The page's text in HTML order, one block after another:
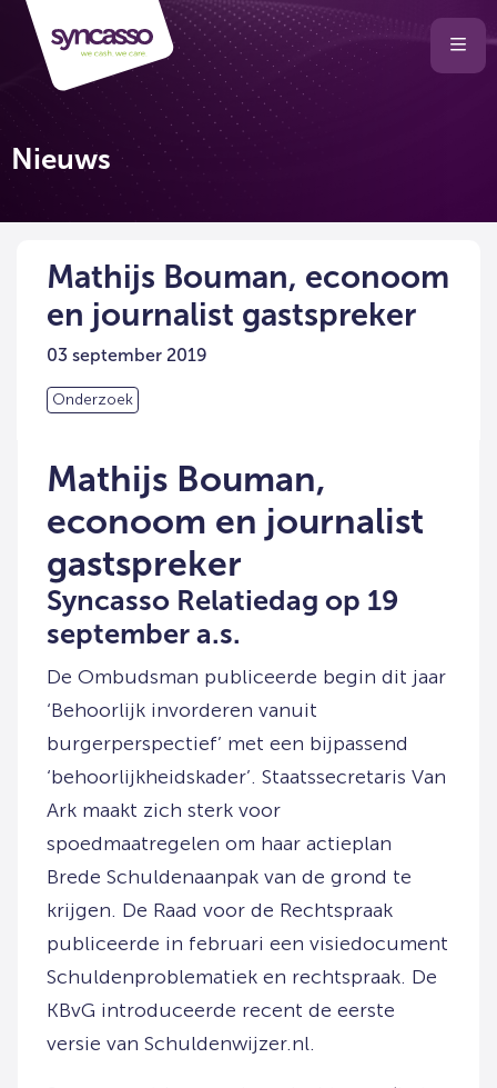
Selecteer
Nieuws
Mathijs Bouman, econoom
en journalist gastspreker
03 september 2019
Onderzoek
Mathijs Bouman,
econoom en journalist
gastspreker
Syncasso Relatiedag op 19
september a.s.
De Ombudsman publiceerde begin dit jaar
‘Behoorlijk invorderen vanuit
burgerperspectief’ met een bijpassend
‘behoorlijkheidskader’. Staatssecretaris Van
Ark maakt zich sterk voor
spoedmaatregelen om haar actieplan
Brede Schuldenaanpak van de grond te
krijgen. De Raad voor de Rechtspraak
publiceerde in februari een visiedocument
Schuldenproblematiek en rechtspraak. De
KBvG introduceerde recent de eerste
versie van Schuldenwijzer.nl.